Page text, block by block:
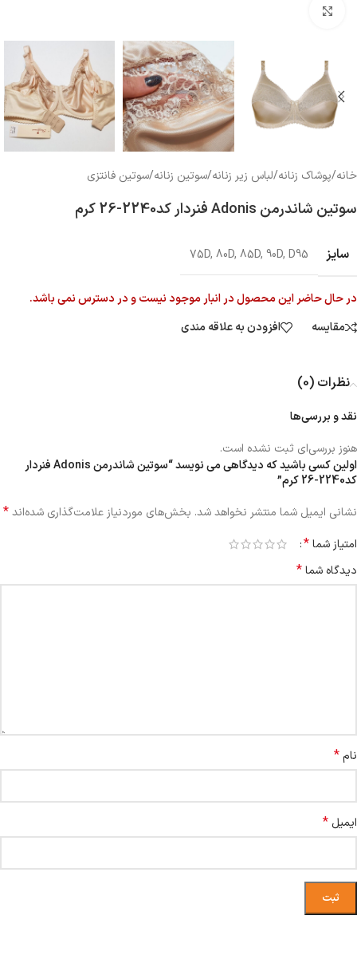
خانه/پوشاک زنانه/لباس زیر زنانه/سوتین زنانه/سوتین فانتزی
سوتین شاندرمن Adonis فنردار کد2240-26 کرم
سایز 75D, 80D, 85D, 90D, D95
در حال حاضر این محصول در انبار موجود نیست و در دسترس نمی باشد.
مقایسه
افزودن به علاقه مندی
نظرات (0)
نقد و بررسی‌ها
هنوز بررسی‌ای ثبت نشده است.
اولین کسی باشید که دیدگاهی می نویسد “سوتین شاندرمن Adonis فنردار
کد2240-26 کرم”
نشانی ایمیل شما منتشر نخواهد شد. بخش‌های موردنیاز علامت‌گذاری شده‌اند*
امتیاز شما*
دیدگاه شما*
نام*
ایمیل *